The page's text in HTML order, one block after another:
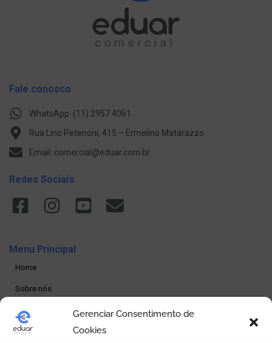
Gerenciar Consentimento de
Cookies
Fale conosco
WhatsApp: (11) 2957.4061
Rua Lino Petenoni, 415 – Ermelino Matarazzo
Email: comercial@eduar.com.br
Redes Sociais
Menu Principal
Home
Sobre nós
Produtos
Loja online